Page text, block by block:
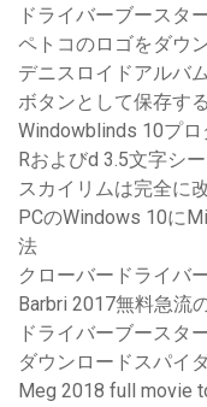
ドライバーブースタ
ペトコのロゴをダウ
デニスロイドアルバ
ボタンとして保存す
Windowblinds 10プ
Rおよびd 3.5文字シ
スカイリムは完全に
PCのWindows 10に
法
クローバードライバ
Barbri 2017無料急流
ドライバーブースタ
ダウンロードスパイ
Meg 2018 full movie